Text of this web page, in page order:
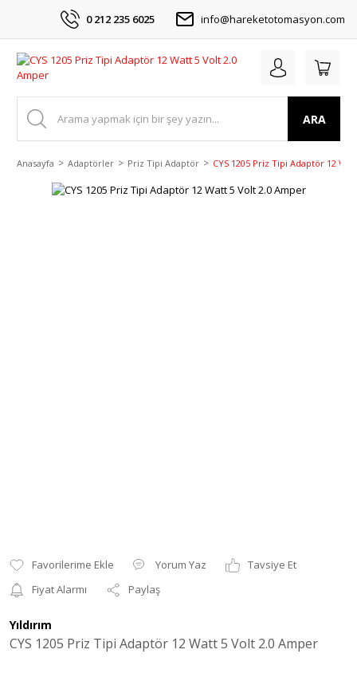
0 212 235 6025 info@hareketotomasyon.com
ARA
Anasayfa Adaptörler Priz Tipi Adaptör CYS 1205 Priz Tipi Adaptör 12
Yorum Yaz
Tavsiye Et
Fiyat Alarmı
Paylaş
Yıldırım
CYS 1205 Priz Tipi Adaptör 12 Watt 5 Volt 2.0 Amper